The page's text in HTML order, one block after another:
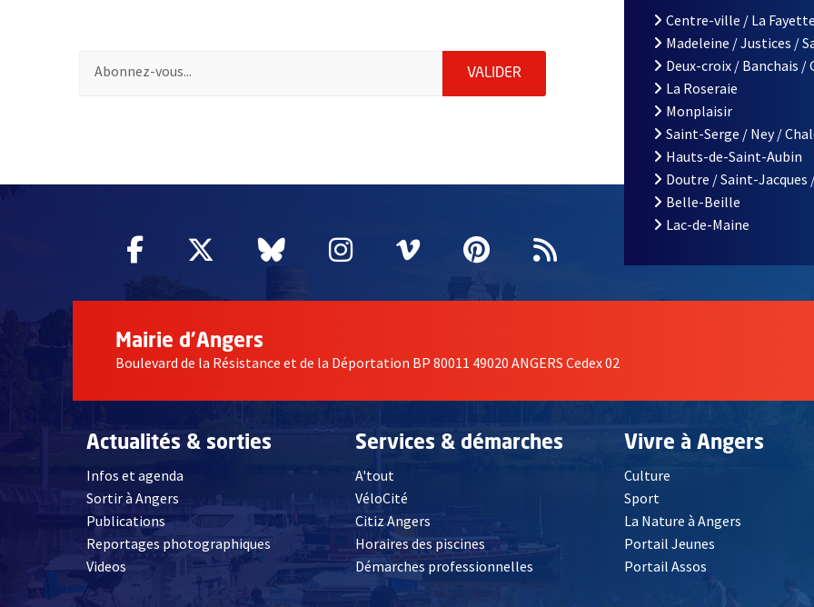
Pour vous inscrire à la lettre d'information des associations de la ville d'Angers, indiquez votre email (champ
VALIDER ENVOYER MA DEMANDE D'INSCRIPTION À
Facebook
, Ouvre une nouvelle fenêtre
Twitter
, Ouvre une nouvelle fenêtre
Bluesky
, Ouvre une nouvelle fenêtre
Instagram
, Ouvre une nouvelle fenêtre
Vimeo
, Ouvre une nouvelle fenêtre
Pinterest
, Ouvre une nouvelle fenêtre
Flux RSS
Centre-ville / La
Madeleine / Justices /
Deux-croix / Banchais /
La Roseraie
Monplaisir
Saint-Serge / Ney /
Hauts-de-Saint-Aubin
Doutre / Saint-Jacques
Belle-Beille
Lac-de-Maine
Mairie d'Angers
Boulevard de la Résistance et de la Déportation BP 80011 49020 ANGERS Cedex 02
Actualités & sorties
Infos et agenda
Sortir à Angers
Publications
Reportages photographiques
Videos, Ouvre une nouvelle fenêtre
Services & démarches
A'tout
VéloCité
Citiz Angers , Ouvre une nouvelle fenêtre
Horaires des piscines
Démarches professionnelles
Vivre à Angers
Culture
Sport
La Nature à Angers
Portail Jeunes
Portail Assos